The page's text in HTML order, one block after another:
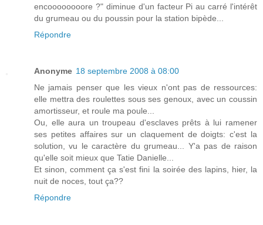
encoooooooore ?" diminue d'un facteur Pi au carré l'intérêt
du grumeau ou du poussin pour la station bipède...
Répondre
Anonyme 18 septembre 2008 à 08:00
Ne jamais penser que les vieux n'ont pas de ressources:
elle mettra des roulettes sous ses genoux, avec un coussin
amortisseur, et roule ma poule...
Ou, elle aura un troupeau d'esclaves prêts à lui ramener
ses petites affaires sur un claquement de doigts: c'est la
solution, vu le caractère du grumeau... Y'a pas de raison
qu'elle soit mieux que Tatie Danielle...
Et sinon, comment ça s'est fini la soirée des lapins, hier, la
nuit de noces, tout ça??
Répondre